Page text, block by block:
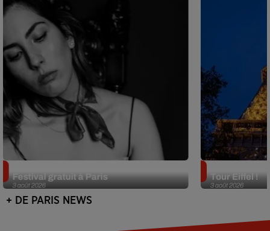
3 août 2026
Festival gratuit à Paris
3 août 2026
Tour Eiffel !
+ DE PARIS NEWS